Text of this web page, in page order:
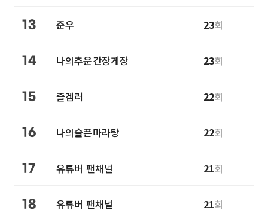
13 준우 23회
14 나의추운간장게장 23회
15 즐겜러 22회
16 나의슬픈마라탕 22회
17 유튜버 팬채널 21회
18 유튜버 팬채널 21회